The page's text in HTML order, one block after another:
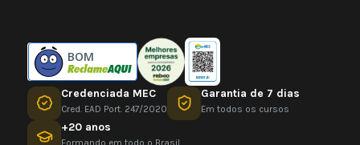
BOM
Credenciada MEC
Cred. EAD Port. 247/2020
Garantia de 7 dias
Em todos os cursos
+20 anos
Formando em todo o Brasil